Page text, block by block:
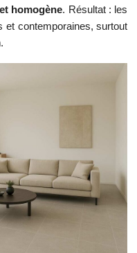
homogène. Résultat : les
et contemporaines, surtout